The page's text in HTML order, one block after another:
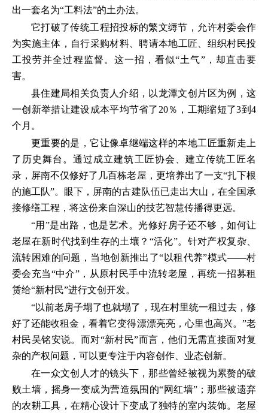
出一套名为“工料法”的土办法。
它打破了传统工程招投标的繁文缛节，允许村委会作
为实施主体，自行采购材料、聘请本地工匠、组织村民投
工投劳并全过程监督。这一招，看似“土气”，却直击要
害。
县住建局相关负责人介绍，以龙潭文创片区为例，这
一创新举措让建设成本平均节省了20％，工期缩短了3到4
个月。
更重要的是，它让像卓继端这样的本地工匠重新走上
了历史舞台。通过成立建筑工匠协会、建立传统工匠名
录，屏南不仅修好了几百栋老屋，更培养出了一支“扎下根
的施工队”。眼下，屏南的古建队伍已走出大山，在全国承
接修缮工程，将这份来自深山的技艺智慧传播得更远。
“用”是出路，也是艺术。光修好房子还不够，如何让
老屋在新时代找到生存的土壤？“活化”。针对产权复杂、
流转困难的问题，当地创新推出了“以租代养”模式——村
委会充当“中介”，从原村民手中流转老屋，再统一招募租
赁给“新村民”进行文创开发。
“以前老房子塌了也就塌了，现在村里统一租过去，修
好了还能收租金，看着它变得漂漂亮亮，心里也高兴。”老
村民吴铭安说。而对“新村民”而言，他们无需直接面对复
杂的产权问题，可以更专注于内容创作、业态创新。
在一众文创人才的镜头下，那些曾经被视为累赘的破
败土墙，摇身一变成为营造氛围的“网红墙”；那些被遗弃
的农耕工具，在精心设计下变成了独特的室内装饰。老屋